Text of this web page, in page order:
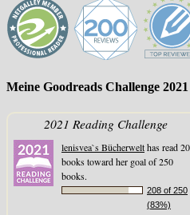
Meine Goodreads Challenge 2021
2021 Reading Challenge
lenisvea`s Bücherwelthas read
books toward her goal of 250
books.
208 of 250
(83%)